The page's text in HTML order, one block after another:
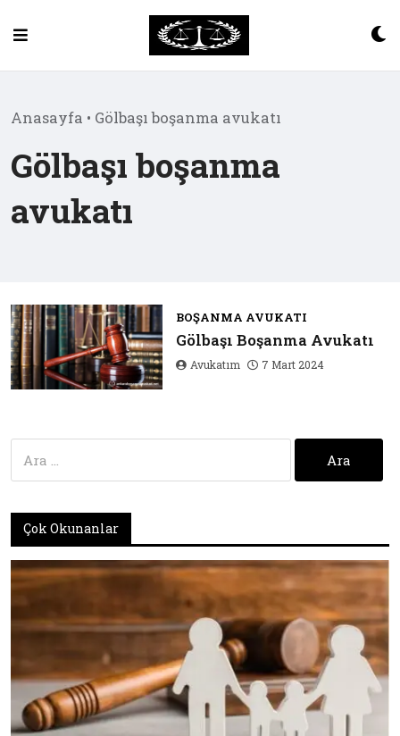
content
Anasayfa • Gölbaşı boşanma avukatı
Gölbaşı boşanma
avukatı
BOŞANMA AVUKATI
Gölbaşı Boşanma Avukatı
Avukatım 7 Mart 2024
Çok Okunanlar